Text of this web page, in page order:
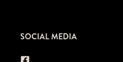
SOCIAL MEDIA